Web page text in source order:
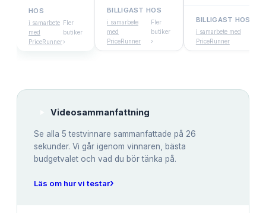
HOS
i samarbete
med
PriceRunner
Fler
butiker
›
BILLIGAST HOS
i samarbete
med
PriceRunner
Fler
butiker
›
BILLIGAST HOS
i samarbete med
PriceRunner
Videosammanfattning
Se alla 5 testvinnare sammanfattade på 26
sekunder. Vi går igenom vinnaren, bästa
budgetvalet och vad du bör tänka på.
Läs om hur vi testar›